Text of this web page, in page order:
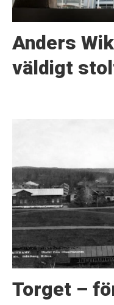
Anders
väldigt
Torget –